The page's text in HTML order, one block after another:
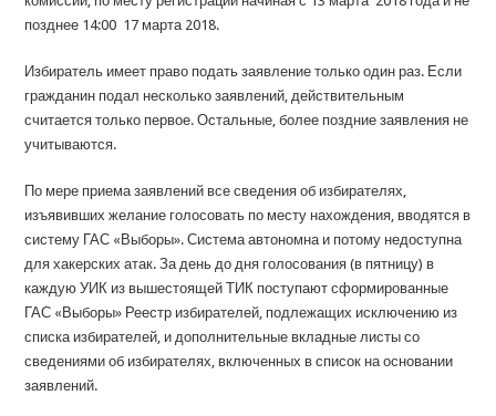
позднее 14:00 17 марта 2018.
Избиратель имеет право подать заявление только один раз. Если
гражданин подал несколько заявлений, действительным
считается только первое. Остальные, более поздние заявления не
учитываются.
По мере приема заявлений все сведения об избирателях,
изъявивших желание голосовать по месту нахождения, вводятся в
систему ГАС «Выборы». Система автономна и потому недоступна
для хакерских атак. За день до дня голосования (в пятницу) в
каждую УИК из вышестоящей ТИК поступают сформированные
ГАС «Выборы» Реестр избирателей, подлежащих исключению из
списка избирателей, и дополнительные вкладные листы со
сведениями об избирателях, включенных в список на основании
заявлений.